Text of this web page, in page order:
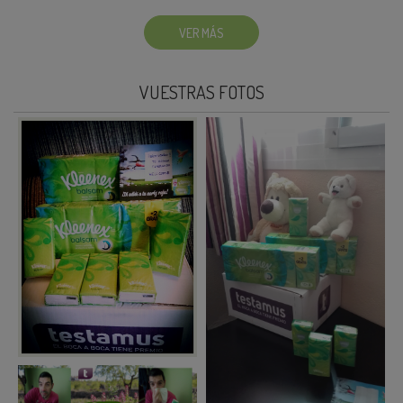
VER MÁS
VUESTRAS FOTOS